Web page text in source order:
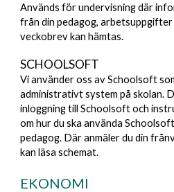
Används för undervisning där
från din pedagog, arbetsuppgifter
veckobrev kan hämtas.
SCHOOLSOFT
Vi använder oss av Schoolsoft
administrativt system på skolan.
inloggning till Schoolsoft och
om hur du ska använda
pedagog. Där anmäler du din
kan läsa schemat.
EKONOMI